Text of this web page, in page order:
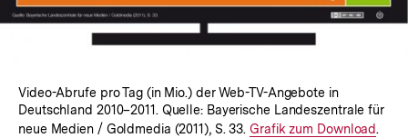
Video-Abrufe pro Tag (in Mio.) der Web-TV-Angebote in
Deutschland 2010–2011. Quelle: Bayerische Landeszentrale für
neue Medien / Goldmedia (2011), S. 33.Interner
Grafik zum Download.